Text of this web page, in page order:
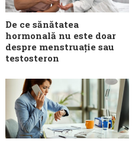
De ce sănătatea
hormonală nu este doar
despre menstruație sau
testosteron